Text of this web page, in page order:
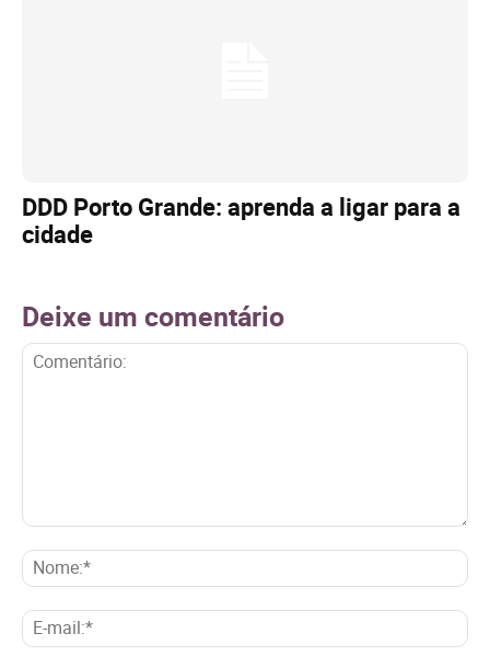
DDD Porto Grande: aprenda a ligar para a
cidade
Deixe um comentário
E-